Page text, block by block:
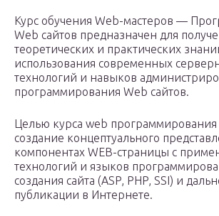
Курс обучения Web-мастеров —
Web сайтов предназначен для
теоретических и практических
использования современных
технологий и навыков
программирования Web сайтов.
Целью курса web программирования
создание концептуального
компонентах WEB-страницы с
технологий и языков
создания сайта (ASP, PHP, SSI) и
публикации в Интернете.